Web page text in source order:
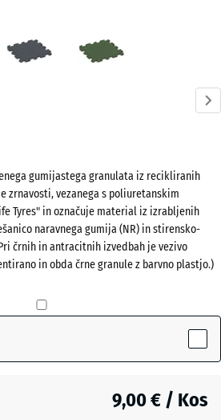
gumijastega granulata iz recikliranih
zrnavosti, vezanega s poliuretanskim
Tyres" in označuje material iz izrabljenih
naravnega gumija (NR) in stirensko-
črnih in antracitnih izvedbah je vezivo
in obda črne granule z barvno plastjo.)
9,00 € / Kos